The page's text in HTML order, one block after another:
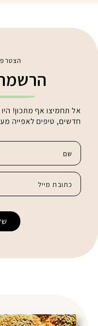
אל תחמיצו אף מתכון!
חדשים, טיפים לאפייה